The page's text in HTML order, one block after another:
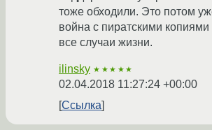
тоже обходили. Это потом
война с пиратскими
все случаи жизни.
ilinsky ★★★★★
02.04.2018 11:27:24 +00:00
Ссылка